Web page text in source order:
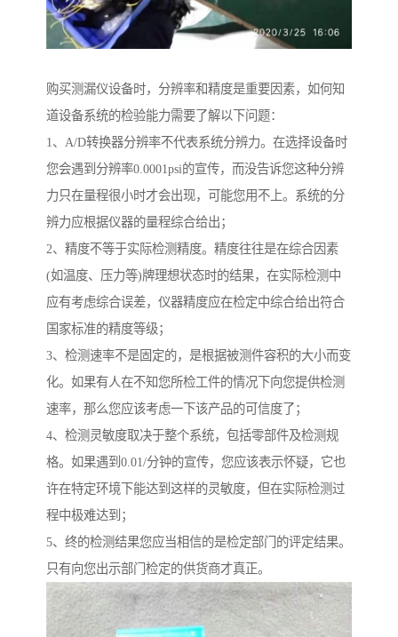
购买测漏仪设备时，分辨率和精度是重要因素，如何知
道设备系统的检验能力需要了解以下问题：
1、A/D转换器分辨率不代表系统分辨力。在选择设备时
您会遇到分辨率0.0001psi的宣传，而没告诉您这种分辨
力只在量程很小时才会出现，可能您用不上。系统的分
辨力应根据仪器的量程综合给出；
2、精度不等于实际检测精度。精度往往是在综合因素
(如温度、压力等)牌理想状态时的结果，在实际检测中
应有考虑综合误差，仪器精度应在检定中综合给出符合
国家标准的精度等级；
3、检测速率不是固定的，是根据被测件容积的大小而变
化。如果有人在不知您所检工件的情况下向您提供检测
速率，那么您应该考虑一下该产品的可信度了；
4、检测灵敏度取决于整个系统，包括零部件及检测规
格。如果遇到0.01/分钟的宣传，您应该表示怀疑，它也
许在特定环境下能达到这样的灵敏度，但在实际检测过
程中极难达到；
5、终的检测结果您应当相信的是检定部门的评定结果。
只有向您出示部门检定的供货商才真正。